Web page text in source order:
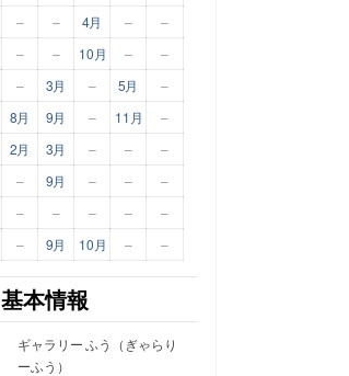
– – 4月 –
–
– – 10月 – –
– 3月 – 5月
–
8月 9月 – 11月 –
2月 3月 – –
–
– 9月 – – –
– – – –
–
– 9月 10月 – –
基本情報
ギャラリー ふう（ぎゃらり
ーふう）